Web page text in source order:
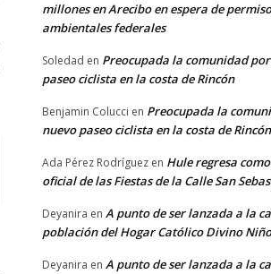
millones en Arecibo en espera de
ambientales federales
Soledad en Preocupada la comunidad
paseo ciclista en la costa de Rincón
Benjamin Colucci en Preocupada la
nuevo paseo ciclista en la costa de Rincón
Ada Pérez Rodríguez en Hule regresa
oficial de las Fiestas de la Calle San
Deyanira en A punto de ser lanzada a la
población del Hogar Católico Divino Niño
Deyanira en A punto de ser lanzada a la